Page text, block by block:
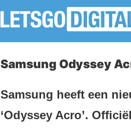
Samsung Odyssey
Samsung heeft een
‘Odyssey Acro’.